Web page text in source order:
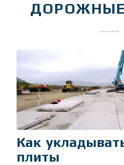
Как
плиты